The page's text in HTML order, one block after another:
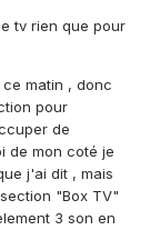
tv rien que pour
matin , donc
pour
de
de mon coté je
j'ai dit , mais
"Box TV"
3 son en